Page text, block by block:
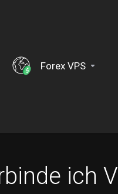
Forex VPS
ich